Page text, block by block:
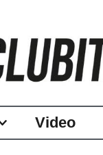
Video